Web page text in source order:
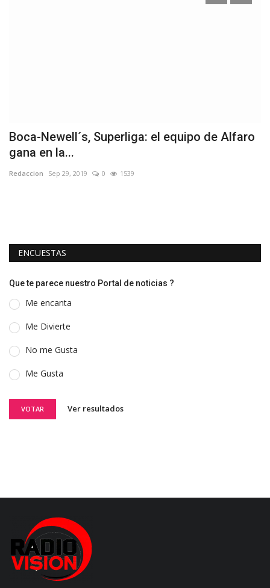
Boca-Newell´s, Superliga: el equipo de Alfaro
gana en la...
Redaccion Sep 29, 2019 0 1539
ENCUESTAS
Que te parece nuestro Portal de noticias ?
Me encanta
Me Divierte
No me Gusta
Me Gusta
VOTAR Ver resultados